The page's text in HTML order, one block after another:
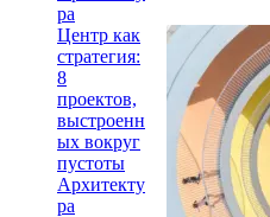
ра
Центр как
стратегия:
8
проектов,
выстроенн
ых вокруг
пустоты
Архитекту
ра